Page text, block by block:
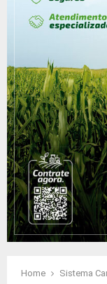
Home Sistema